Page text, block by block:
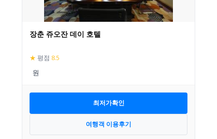
장춘 쥬오잔 데이 호텔
★ 평점 8.5
최저가확인
여행객 이용후기